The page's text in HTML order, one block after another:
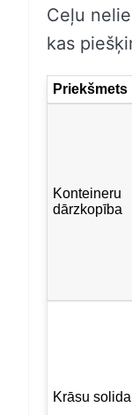
Ceļu
kas
Priekšmets
Konteineru
dārzkopība
Krāsu